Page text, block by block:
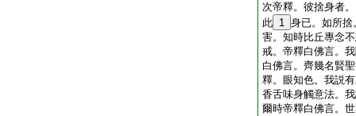
次帝釋。彼捨身者
此 1 身已。如所捨
害。知時比丘專念
戒。帝釋白佛言。
白佛言。齊幾名賢
釋。眼知色。我説
香舌味身觸意法。
爾時帝釋白佛言。